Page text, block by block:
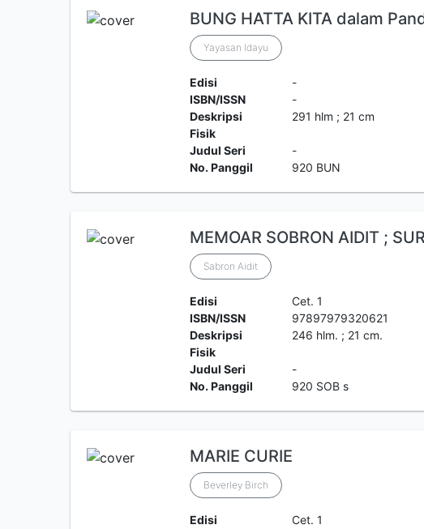
BUNG HATTA KITA dalam
Yayasan Idayu
Edisi
-
ISBN/ISSN
-
Deskripsi
Fisik
291 hlm ; 21 cm
Judul Seri
-
No. Panggil
920 BUN
MEMOAR SOBRON AIDIT ;
Sabron Aidit
Edisi
Cet. 1
ISBN/ISSN
97897979320621
Deskripsi
Fisik
246 hlm. ; 21 cm.
Judul Seri
-
No. Panggil
920 SOB s
MARIE CURIE
Beverley Birch
Edisi
Cet. 1